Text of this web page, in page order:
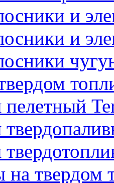
и
и
пелетный
на твердом